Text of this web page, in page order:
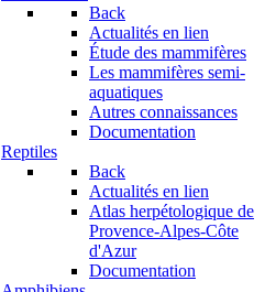
Back
Actualités en lien
Étude des mammifères
Les mammifères semi-
aquatiques
Autres connaissances
Documentation
Reptiles
Back
Actualités en lien
Atlas herpétologique de
Provence-Alpes-Côte
d'Azur
Documentation